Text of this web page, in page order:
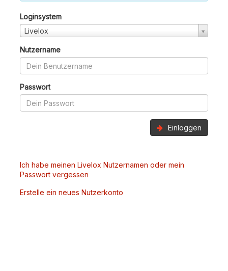
Loginsystem
Livelox
Nutzername
Passwort
Einloggen
Ich habe meinen Livelox Nutzernamen oder mein
Passwort vergessen
Erstelle ein neues Nutzerkonto